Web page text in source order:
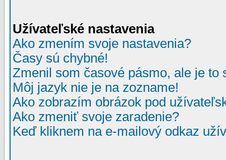
Užívateľské nastavenia
Ako zmením svoje nastavenia?
Časy sú chybné!
Zmenil som časové pásmo, ale je to
Môj jazyk nie je na zozname!
Ako zobrazím obrázok pod
Ako zmeniť svoje zaradenie?
Keď kliknem na e-mailový odkaz